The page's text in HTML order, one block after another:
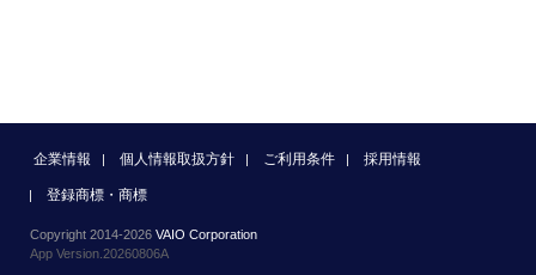
企業情報 個人情報取扱方針 ご利用条件 採用情報
登録商標・商標
Copyright 2014-2026 VAIO Corporation
App Version.20260806A